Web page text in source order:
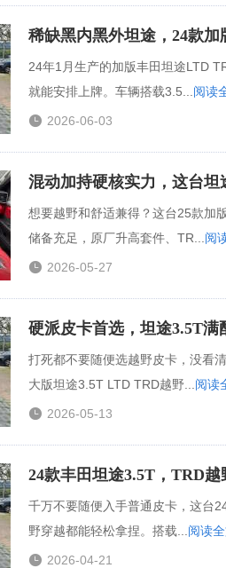
稀缺黑内黑外坦途，24款加
24年1月生产的加版丰田坦途LTD
就能安排上牌。车辆搭载3.5... 阅读
 2026-06-03
混动加持硬核实力，这台
想要越野和舒适兼得？这台25款加
储备充足，原厂升高套件、TR... 阅
 2026-05-27
硬派皮卡首选，坦途3.5T满
打死都不要随便选越野皮卡，没看
大版坦途3.5T LTD TRD越野... 阅读
 2026-05-13
24款丰田坦途3.5T，TRD
千万不要随便入手普通皮卡，这台
野穿越都能轻松拿捏。搭载... 阅读
 2026-04-21